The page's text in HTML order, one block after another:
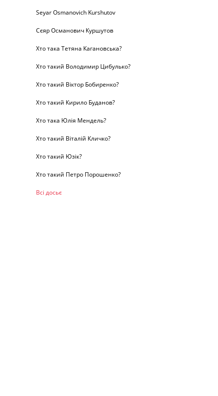
Seyar Osmanovich Kurshutov
Сєяр Османович Куршутов
Хто така Тетяна Кагановська?
Хто такий Володимир Цибулько?
Хто такий Віктор Бобиренко?
Хто такий Кирило Буданов?
Хто така Юлія Мендель?
Хто такий Віталій Кличко?
Хто такий Юзік?
Хто такий Петро Порошенко?
Всі досьє